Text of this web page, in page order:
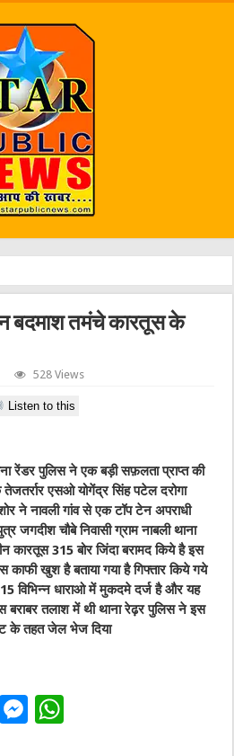
बदमाश तमंचे कारतूस के
528 Views
Listen to this
रेंडर पुलिस ने एक बड़ी सफ़लता प्राप्त की
एसओ योगेंद्र सिंह पटेल दरोगा
ने नावली गांव से एक टॉप टेन अपराधी
जगदीश चौबे निवासी ग्राम नाबली थाना
कारतूस 315 बोर जिंदा बरामद किये है इस
काफी खुश है बताया गया है गिफ्तार किये गये
विभिन्न धाराओ में मुकदमे दर्ज है और यह
बराबर तलाश में थी थाना रेढ़र पुलिस ने इस
के तहत जेल भेज दिया
E
M